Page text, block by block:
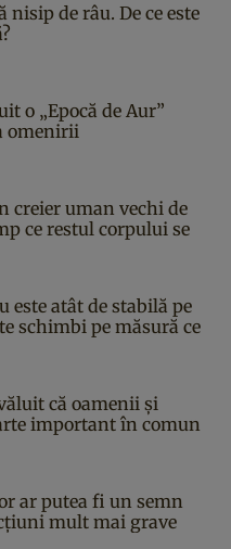
nisip de râu. De ce este
o „Epocă de Aur”
omenirii
creier uman vechi de
ce restul corpului se
este atât de stabilă pe
schimbi pe măsură ce
că oamenii și
important în comun
ar putea fi un semn
mult mai grave